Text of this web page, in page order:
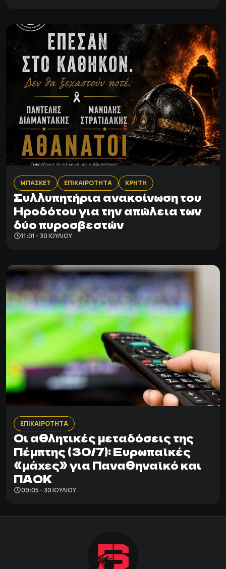
ΜΠΑΣΚΕΤ ΕΠΙΚΑΙΡΟΤΗΤΑ ΚΡΗΤΗ
Συλλυπητήρια ανακοίνωση του
Ηροδότου για την απώλεια των
δύο πυροσβεστών
11:01 - 30 ΙΟΥΛΊΟΥ
ΕΠΙΚΑΙΡΟΤΗΤΑ
Οι αθλητικές μεταδόσεις της
Πέμπτης (30/7): Ευρωπαϊκές
«μάχες» για Παναθηναϊκό και
ΠΑΟΚ
09:05 - 30 ΙΟΥΛΊΟΥ